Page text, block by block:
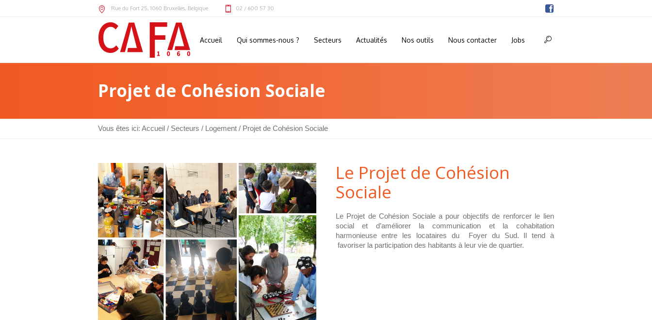
Rue du Fort 25, 1060 Bruxelles, Belgique 02 / 600 57 30
Accueil Qui sommes-nous ? Secteurs Actualités Nos outils Nous contacter Jobs
Projet de Cohésion Sociale
Vous êtes ici: Accueil / Secteurs / Logement / Projet de Cohésion Sociale
Le Projet de Cohésion
Sociale
Le Projet de Cohésion Sociale a pour objectifs de renforcer le lien
social et d’améliorer la communication et la cohabitation
harmonieuse entre les locataires du Foyer du Sud. Il tend à
favoriser la participation des habitants à leur vie de quartier.